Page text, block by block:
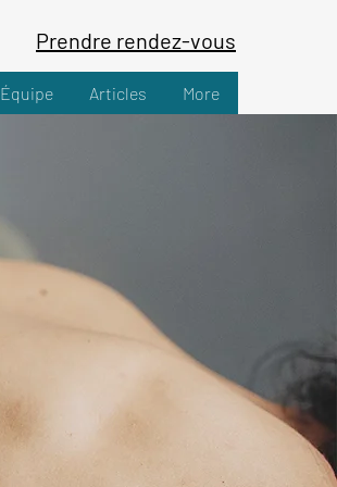
Prendre rendez-vous
Équipe Articles More